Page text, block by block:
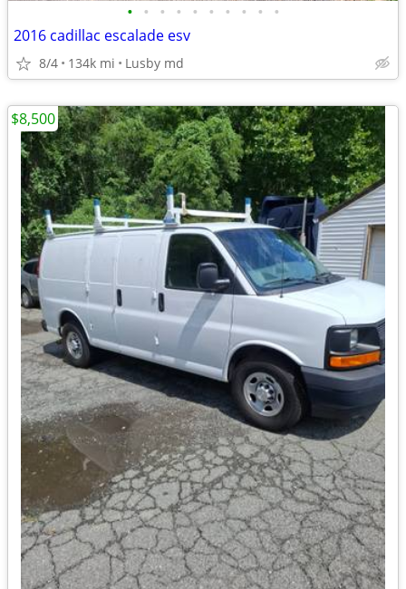
• • • • • • • • • •
2016 cadillac escalade esv
8/4 134k mi Lusby md
$8,500